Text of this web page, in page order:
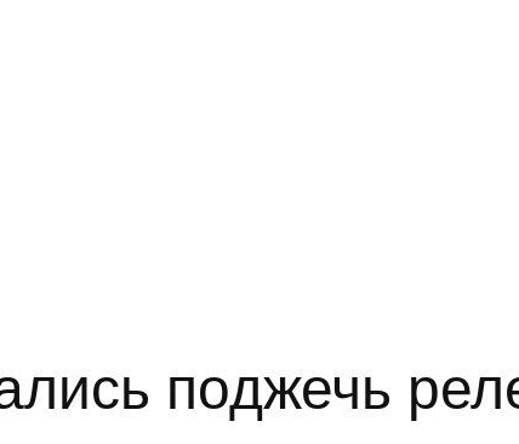
поджечь